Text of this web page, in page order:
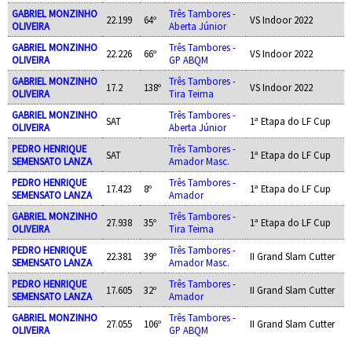
GABRIEL MONZINHO
OLIVEIRA
22.199 64º
Três Tambores -
Aberta Júnior
VS Indoor 2022
GABRIEL MONZINHO
OLIVEIRA
22.226 66º
Três Tambores -
GP ABQM
VS Indoor 2022
GABRIEL MONZINHO
OLIVEIRA
17.2 138º
Três Tambores -
Tira Teima
VS Indoor 2022
GABRIEL MONZINHO
OLIVEIRA
SAT
Três Tambores -
Aberta Júnior
1ª Etapa do LF Cup
PEDRO HENRIQUE
SEMENSATO LANZA
SAT
Três Tambores -
Amador Masc.
1ª Etapa do LF Cup
PEDRO HENRIQUE
SEMENSATO LANZA
17.423 8º
Três Tambores -
Amador
1ª Etapa do LF Cup
GABRIEL MONZINHO
OLIVEIRA
27.938 35º
Três Tambores -
Tira Teima
1ª Etapa do LF Cup
PEDRO HENRIQUE
SEMENSATO LANZA
22.381 39º
Três Tambores -
Amador Masc.
II Grand Slam Cutter
PEDRO HENRIQUE
SEMENSATO LANZA
17.605 32º
Três Tambores -
Amador
II Grand Slam Cutter
GABRIEL MONZINHO
OLIVEIRA
27.055 106º
Três Tambores -
GP ABQM
II Grand Slam Cutter